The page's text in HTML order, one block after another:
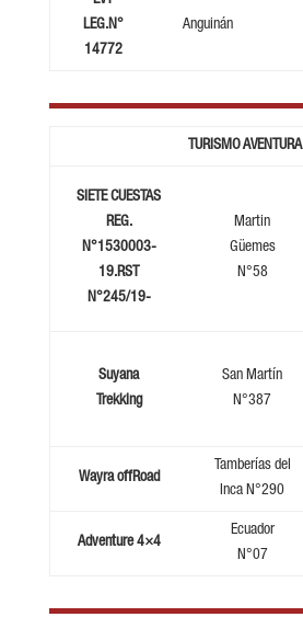
LEG.N°
14772
Anguinán
TURISMO AVENTURA
SIETE CUESTAS
REG.
N°1530003-
19.RST
N°245/19-
Martin
Güemes
N°58
Suyana
Trekking
San Martín
N°387
Wayra offRoad
Tamberías del
Inca N°290
Adventure 4×4
Ecuador
N°07